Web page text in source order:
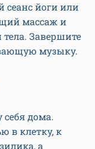
сеанс йоги или
массаж и
Завершите
музыку.
себя дома.
в клетку, к
а